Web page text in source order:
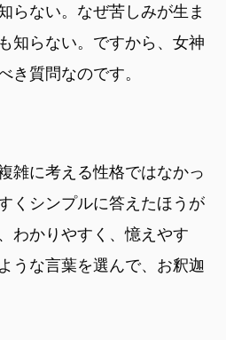
らない。なぜ苦しみが生ま
知らない。ですから、女神
き質問なのです。
雑に考える性格ではなかっ
くシンプルに答えたほうが
わかりやすく、憶えやす
うな言葉を選んで、お釈迦